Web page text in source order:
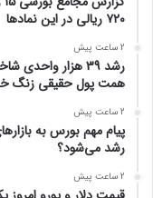
۷۲۰ ریالی در این نماد‌ها
2 ساعت پیش
همت پول حقیقی زنگ
2 ساعت پیش
پیام مهم بورس به
رشد می‌شود؟
2 ساعت پیش